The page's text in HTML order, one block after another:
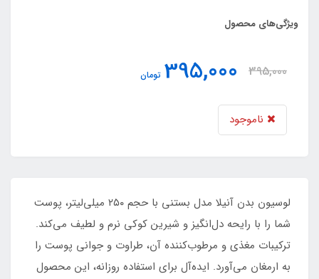
ویژگی‌های محصول
395,000
395,000 تومان
ناموجود
لوسیون بدن آنیلا مدل بستنی با حجم ۲۵۰ میلی‌لیتر، پوست
شما را با رایحه دل‌انگیز و شیرین کوکی نرم و لطیف می‌کند.
ترکیبات مغذی و مرطوب‌کننده آن، طراوت و جوانی پوست را
به ارمغان می‌آورد. ایده‌آل برای استفاده روزانه، این محصول